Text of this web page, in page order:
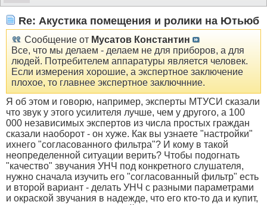
Re: Акустика помещения и ролики на Ютьюб
Сообщение от Мусатов Константин
Все, что мы делаем - делаем не для приборов, а для
людей. Потребителем аппаратуры является человек.
Если измерения хорошие, а экспертное заключение
плохое, то главнее экспертное заключнние.
Я об этом и говорю, например, эксперты МТУСИ сказали
что звук у этого усилителя лучше, чем у другого, а 100
000 независимых экспертов из числа простых граждан
сказали наоборот - он хуже. Как вы узнаете "настройки"
ихнего "согласованного фильтра"? И кому в такой
неопределенной ситуации верить? Чтобы подогнать
"качество" звучания УНЧ под конкретного слушателя,
нужно сначала изучить его "согласованный фильтр" есть
и второй вариант - делать УНЧ с разными параметрами
и окраской звучания в надежде, что его кто-то да и купит,